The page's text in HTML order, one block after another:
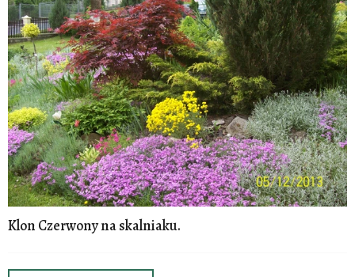
Klon Czerwony na skalniaku.